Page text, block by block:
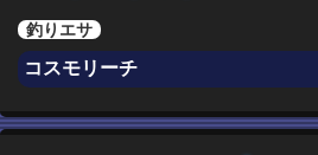
釣りエサ
コスモリーチ